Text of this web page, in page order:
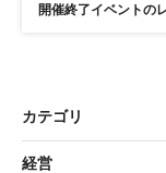
開催終了イベントの
カテゴリ
経営